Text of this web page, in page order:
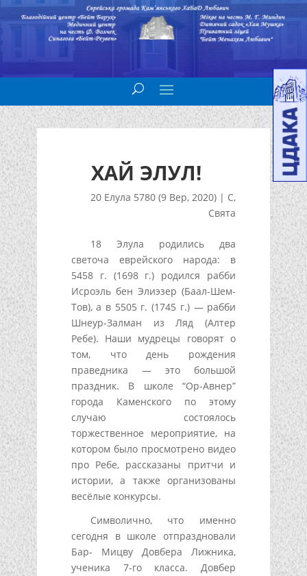
ХАЙ ЭЛУЛ!
20 Елула 5780 (9 Вер, 2020) | С,
Свята
18 Элула родились два
светоча еврейского народа: в
5458 г. (1698 г.) родился рабби
Исроэль бен Элиэзер (Баал-Шем-
Тов), а в 5505 г. (1745 г.) — рабби
Шнеур-Залман из Ляд (Алтер
Ребе). Наши мудрецы говорят о
том, что день рождения
праведника — это большой
праздник. В школе “Ор-Авнер”
города Каменского по этому
случаю состоялось
торжественное мероприятие, на
котором было просмотрено видео
про Ребе, рассказаны притчи и
истории, а также организованы
весёлые конкурсы.
Символично, что именно
сегодня в школе отпраздновали
Бар- Мицву Довбера Лижника,
ученика 7-го класса. Довбер